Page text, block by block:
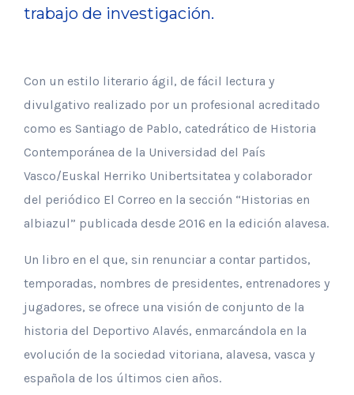
trabajo de investigación.
Con un estilo literario ágil, de fácil lectura y
divulgativo realizado por un profesional acreditado
como es Santiago de Pablo, catedrático de Historia
Contemporánea de la Universidad del País
Vasco/Euskal Herriko Unibertsitatea y colaborador
del periódico El Correo en la sección “Historias en
albiazul” publicada desde 2016 en la edición alavesa.
Un libro en el que, sin renunciar a contar partidos,
temporadas, nombres de presidentes, entrenadores y
jugadores, se ofrece una visión de conjunto de la
historia del Deportivo Alavés, enmarcándola en la
evolución de la sociedad vitoriana, alavesa, vasca y
española de los últimos cien años.